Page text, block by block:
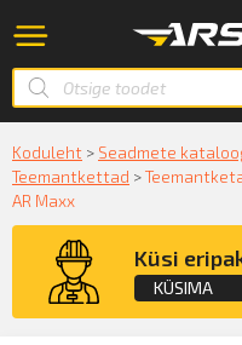
Koduleht > Seadmete
Teemantkettad >
AR Maxx
Küsi
KÜSIMA